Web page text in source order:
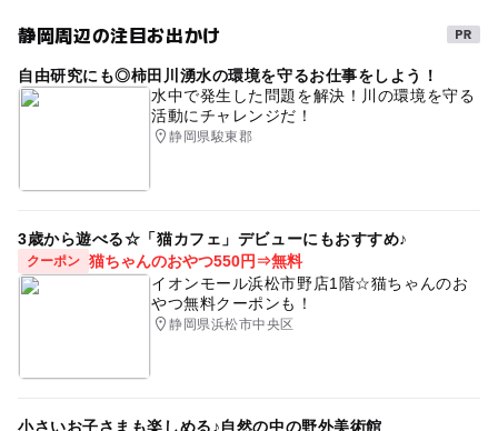
静岡周辺の注目お出かけ
自由研究にも◎柿田川湧水の環境を守るお仕事をしよう！
水中で発生した問題を解決！川の環境を守る
活動にチャレンジだ！
静岡県駿東郡
3歳から遊べる☆「猫カフェ」デビューにもおすすめ♪
クーポン 猫ちゃんのおやつ550円⇒無料
イオンモール浜松市野店1階☆猫ちゃんのお
やつ無料クーポンも！
静岡県浜松市中央区
小さいお子さまも楽しめる♪自然の中の野外美術館